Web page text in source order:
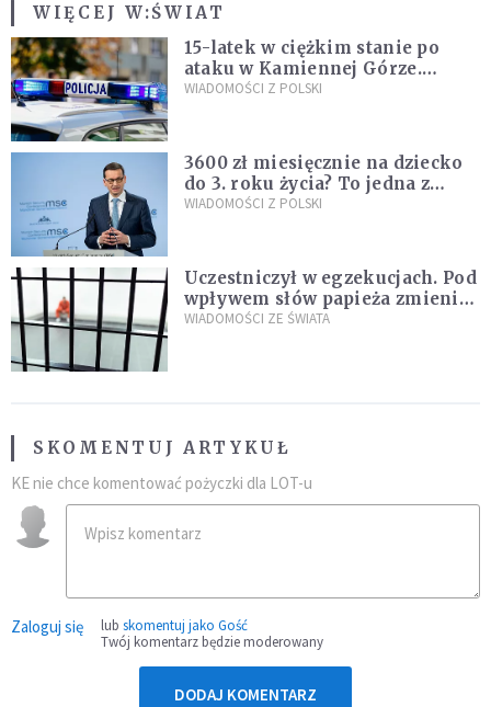
WIĘCEJ W:ŚWIAT
15-latek w ciężkim stanie po
ataku w Kamiennej Górze.
Policja zatrzymała dwóch
WIADOMOŚCI Z POLSKI
3600 zł miesięcznie na dziecko
do 3. roku życia? To jedna z
propozycji programu "Rozwój
WIADOMOŚCI Z POLSKI
Uczestniczył w egzekucjach. Pod
wpływem słów papieża zmienił
zdanie
WIADOMOŚCI ZE ŚWIATA
SKOMENTUJ ARTYKUŁ
KE nie chce komentować pożyczki dla LOT-u
Zaloguj się lub skomentuj jako Gość
Twój komentarz będzie moderowany
DODAJ KOMENTARZ